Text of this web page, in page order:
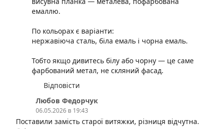
емаллю.
По кольорах є варіанти:
нержавіюча сталь, біла емаль і чорна емаль.
Тобто якщо дивитесь білу або чорну — це саме
фарбований метал, не скляний фасад.
Відповісти
Любов Федорчук
06.05.2026 в 19:43
Поставили замість старої витяжки, різниця відчутна.